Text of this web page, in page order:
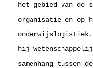
het gebied van de
organisatie en op
hij
samenhang tussen